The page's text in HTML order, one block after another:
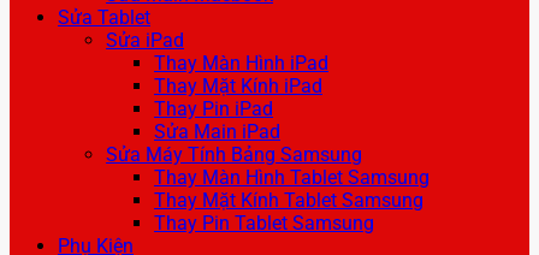
Sửa Tablet
Sửa iPad
Thay Màn Hình iPad
Thay Mặt Kính iPad
Thay Pin iPad
Sửa Main iPad
Sửa Máy Tính Bảng Samsung
Thay Màn Hình Tablet Samsung
Thay Mặt Kính Tablet Samsung
Thay Pin Tablet Samsung
Phụ Kiện